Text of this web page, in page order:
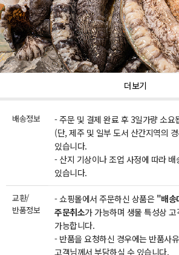
더보기
배송정보
- 주문 및 결제 완료 후 3일가량 소요
(단, 제주 및 일부 도서 산간지역의
있습니다.
- 산지 기상이나 조업 사정에 따라 배
있습니다.
교환/
반품정보
- 쇼핑몰에서 주문하신 상품은 "배송
주문취소가 가능하며 생물 특성상
가능합니다.
- 반품을 요청하신 경우에는 반품사
고객님께서 부담하실 수 있습니다.